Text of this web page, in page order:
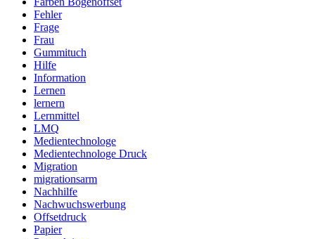
Fehler
Frage
Frau
Gummituch
Hilfe
Information
Lernen
lernern
Lernmittel
LMQ
Medientechnologe
Medientechnologe Druck
Migration
migrationsarm
Nachhilfe
Nachwuchswerbung
Offsetdruck
Papier